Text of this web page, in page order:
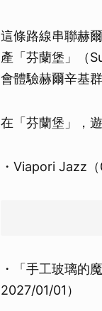
這條路線串聯赫
產「芬蘭堡」（
會體驗赫爾辛基
在「芬蘭堡」，
・Viapori Jazz
・「手工玻璃的
2027/01/01）